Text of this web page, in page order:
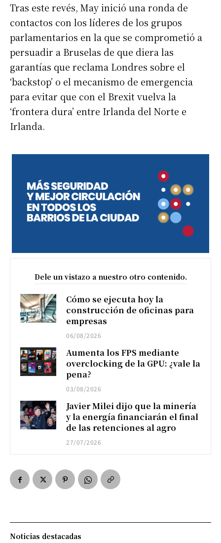
Tras este revés, May inició una ronda de
contactos con los líderes de los grupos
parlamentarios en la que se comprometió a
persuadir a Bruselas de que diera las
garantías que reclama Londres sobre el
‘backstop’ o el mecanismo de emergencia
para evitar que con el Brexit vuelva la
‘frontera dura’ entre Irlanda del Norte e
Irlanda.
Dele un vistazo a nuestro otro contenido.
Cómo se ejecuta hoy la
construcción de oficinas para
empresas
06/08/2026
Aumenta los FPS mediante
overclocking de la GPU: ¿vale la
pena?
03/08/2026
Javier Milei dijo que la minería
y la energía financiarán el final
de las retenciones al agro
27/07/2026
Noticias destacadas